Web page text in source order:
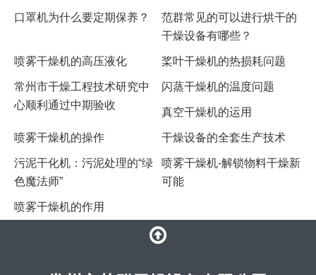
口罩机为什么要定期保养？
范群常见的可以进行烘干的
干燥设备有哪些？
喷雾干燥机的高压液化 桨叶干燥机的热损耗问题
常州市干燥工程技术研究中
心顺利通过中期验收
闪蒸干燥机的温度问题
真空干燥机的运用
喷雾干燥机的操作 干燥设备的全套生产技术
污泥干化机：污泥处理的“绿
色魔法师”
喷雾干燥机-解锁物料干燥新
可能
喷雾干燥机的作用